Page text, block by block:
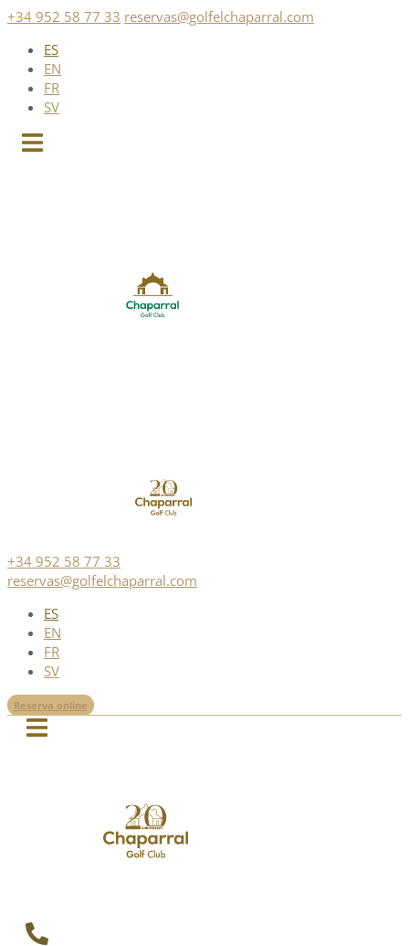
Saltar
contenido
+34 952 58 77 33 reservas@golfelchaparral.com
ES
EN
FR
SV
+34 952 58 77 33
reservas@golfelchaparral.com
ES
EN
FR
SV
Reserva online